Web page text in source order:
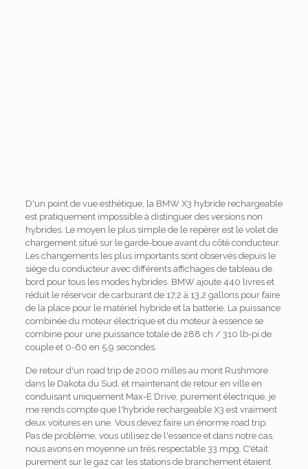
D'un point de vue esthétique, la BMW X3 hybride rechargeable
est pratiquement impossible à distinguer des versions non
hybrides. Le moyen le plus simple de le repérer est le volet de
chargement situé sur le garde-boue avant du côté conducteur.
Les changements les plus importants sont observés depuis le
siège du conducteur avec différents affichages de tableau de
bord pour tous les modes hybrides. BMW ajoute 440 livres et
réduit le réservoir de carburant de 17,2 à 13,2 gallons pour faire
de la place pour le matériel hybride et la batterie. La puissance
combinée du moteur électrique et du moteur à essence se
combine pour une puissance totale de 288 ch / 310 lb-pi de
couple et 0-60 en 5,9 secondes.
De retour d'un road trip de 2000 milles au mont Rushmore
dans le Dakota du Sud, et maintenant de retour en ville en
conduisant uniquement Max-E Drive, purement électrique, je
me rends compte que l'hybride rechargeable X3 est vraiment
deux voitures en une. Vous devez faire un énorme road trip.
Pas de problème, vous utilisez de l'essence et dans notre cas,
nous avons en moyenne un très respectable 33 mpg. C'était
purement sur le gaz car les stations de branchement étaient